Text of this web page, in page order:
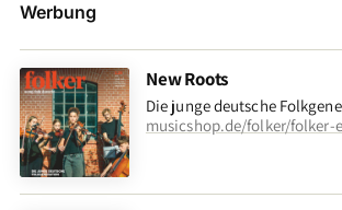
Werbung
New Roots
Die junge deutsche
musicshop.de/folker/folker-